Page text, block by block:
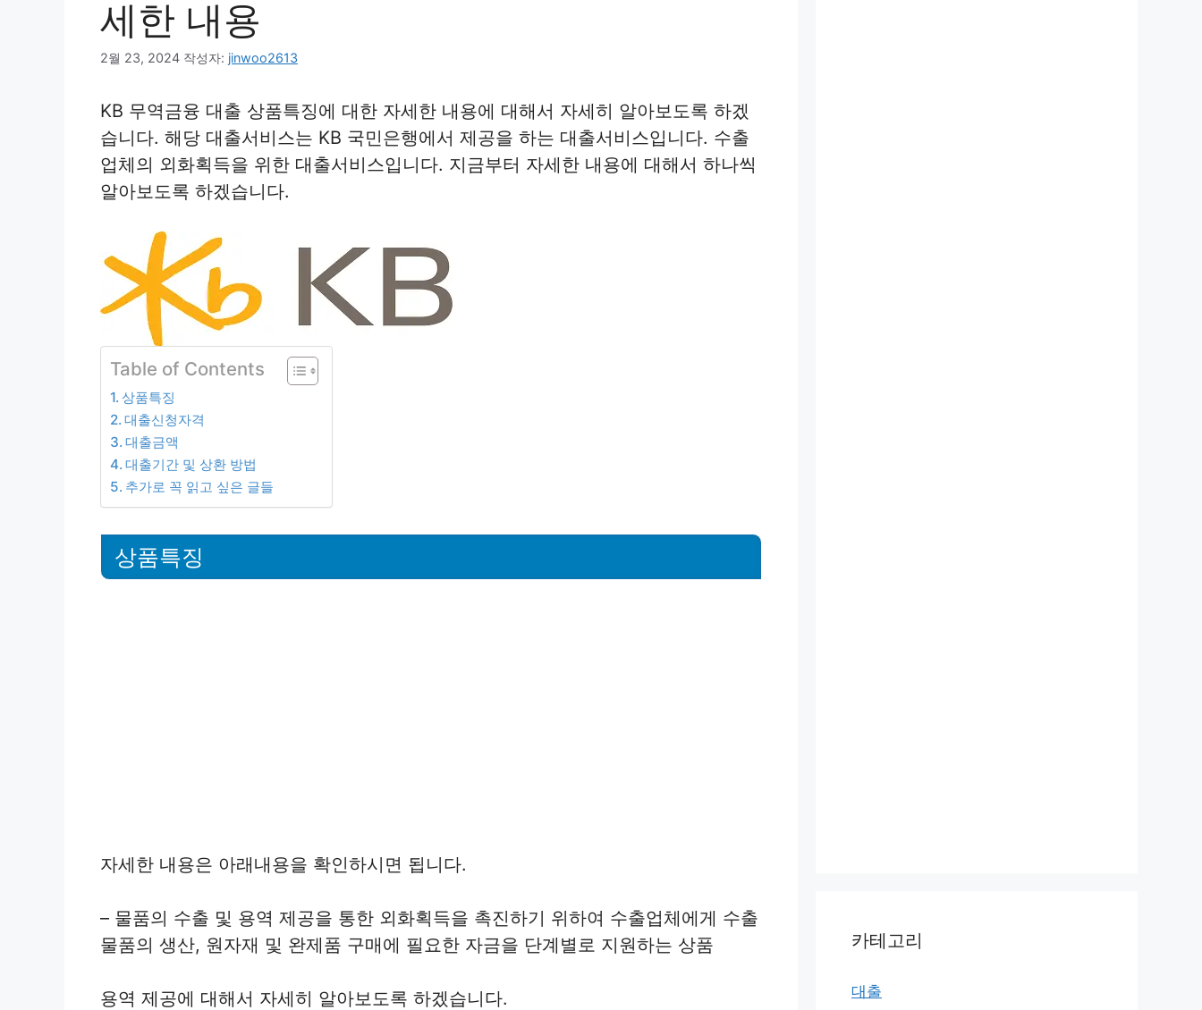
세한 내용
2월 23, 2024 작성자: jinwoo2613
KB 무역금융 대출 상품특징에 대한 자세한 내용에 대해서 자세히 알아보도록 하겠
습니다. 해당 대출서비스는 KB 국민은행에서 제공을 하는 대출서비스입니다. 수출
업체의 외화획득을 위한 대출서비스입니다. 지금부터 자세한 내용에 대해서 하나씩
알아보도록 하겠습니다.
Table of Contents
상품특징
대출신청자격
대출금액
대출기간 및 상환 방법
추가로 꼭 읽고 싶은 글들
상품특징
자세한 내용은 아래내용을 확인하시면 됩니다.
– 물품의 수출 및 용역 제공을 통한 외화획득을 촉진하기 위하여 수출업체에게 수출
물품의 생산, 원자재 및 완제품 구매에 필요한 자금을 단계별로 지원하는 상품
용역 제공에 대해서 자세히 알아보도록 하겠습니다.
카테고리
대출